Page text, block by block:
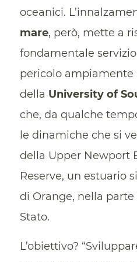
oceanici.
mare, però, mette a
fondamentale
pericolo ampiamente
della University of
che, da qualche
le dinamiche che si
della Upper Newport
Reserve, un estuario
di Orange, nella
Stato.
L’obiettivo?